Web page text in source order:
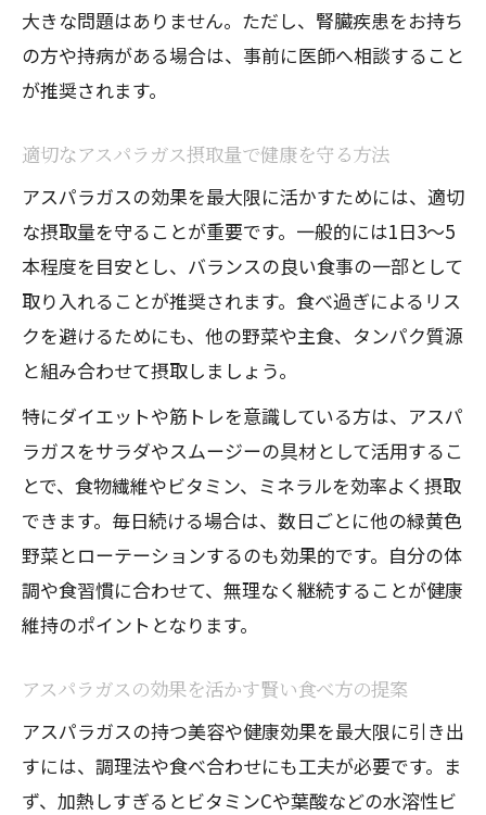
大きな問題はありません。ただし、腎臓疾患をお持ち
の方や持病がある場合は、事前に医師へ相談すること
が推奨されます。
適切なアスパラガス摂取量で健康を守る方法
アスパラガスの効果を最大限に活かすためには、適切
な摂取量を守ることが重要です。一般的には1日3〜5
本程度を目安とし、バランスの良い食事の一部として
取り入れることが推奨されます。食べ過ぎによるリス
クを避けるためにも、他の野菜や主食、タンパク質源
と組み合わせて摂取しましょう。
特にダイエットや筋トレを意識している方は、アスパ
ラガスをサラダやスムージーの具材として活用するこ
とで、食物繊維やビタミン、ミネラルを効率よく摂取
できます。毎日続ける場合は、数日ごとに他の緑黄色
野菜とローテーションするのも効果的です。自分の体
調や食習慣に合わせて、無理なく継続することが健康
維持のポイントとなります。
アスパラガスの効果を活かす賢い食べ方の提案
アスパラガスの持つ美容や健康効果を最大限に引き出
すには、調理法や食べ合わせにも工夫が必要です。ま
ず、加熱しすぎるとビタミンCや葉酸などの水溶性ビ